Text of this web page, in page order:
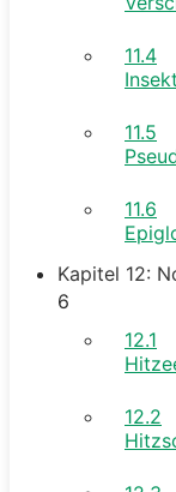
11.4
11.5
11.6
Kapitel 12:
6
12.1
12.2